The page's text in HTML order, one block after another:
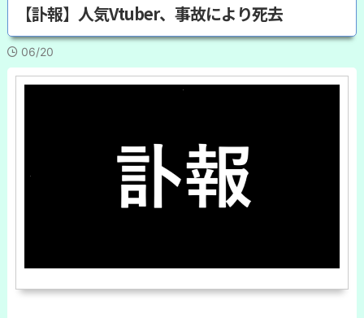
【訃報】人気Vtuber、事故により死去
06/20